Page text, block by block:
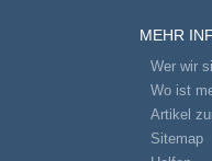
MEHR
Wer wir
Wo ist
Artikel
Sitemap